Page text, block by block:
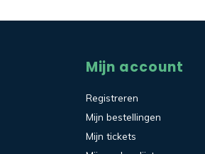
Mijn account
Registreren
Mijn bestellingen
Mijn tickets